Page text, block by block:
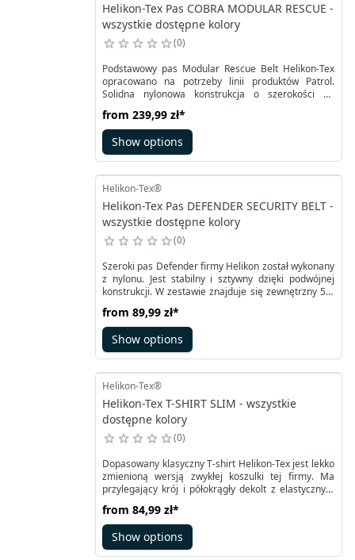
Helikon-Tex Pas COBRA MODULAR RESCUE -
wszystkie dostępne kolory
0
Podstawowy pas Modular Rescue Belt Helikon-Tex
opracowano na potrzeby linii produktów Patrol.
Solidna nylonowa konstrukcja o szerokości 45
laminat zgodny z systemem MOLLE/PALS. Dzięki
temu może samodzielnie lub z podpasem
Competition Inner Belt® stanowić akcesorium do
mocowania kieszeni systemu czy ładownic i kabur.
from 239,99 zł*
Show options
Helikon-Tex®
Helikon-Tex Pas DEFENDER SECURITY BELT -
wszystkie dostępne kolory
0
Szeroki pas Defender firmy Helikon został wykonany
z nylonu. Jest stabilny i sztywny dzięki podwójnej
konstrukcji. W zestawie znajduje się zewnętrzny 50-
Płynna regulacja pozwala na idealne dopasowanie.
Dedykowana trzypunktowa klamra Duraflex®
posiada mechanizm szybkiego wypięcia.
from 89,99 zł*
Show options
Helikon-Tex®
Helikon-Tex T-SHIRT SLIM - wszystkie
dostępne kolory
0
Dopasowany klasyczny T-shirt Helikon-Tex jest lekko
zmienioną wersją zwykłej koszulki tej firmy. Ma
przylegający krój i półokrągły dekolt z elastycznym
elastycznej dzianiny bawełnianej z niewielkim
dodatkiem elastanu. Dzięki takiemu zabiegowi
koszulka może dobrze przylegać do ciała, a
jednocześnie zapewniać pełną swobodę ruchu.
from 84,99 zł*
Show options